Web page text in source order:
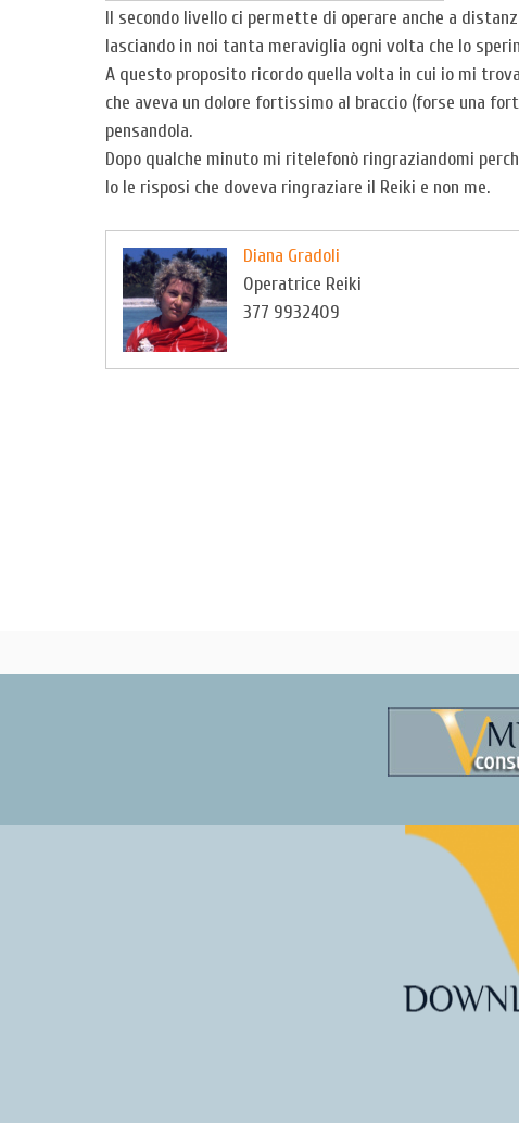
Il secondo livello ci permette di operare anche a
lasciando in noi tanta meraviglia ogni volta che lo
A questo proposito ricordo quella volta in cui io mi
che aveva un dolore fortissimo al braccio (forse una
pensandola.
Dopo qualche minuto mi ritelefonò ringraziandomi
Io le risposi che doveva ringraziare il Reiki e non me.
Diana Gradoli
Operatrice Reiki
377 9932409